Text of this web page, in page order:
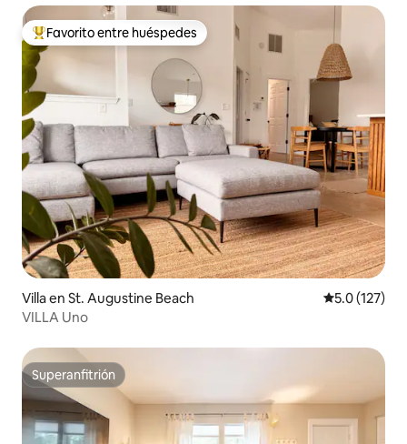
Favorito entre huéspedes preferido
Favorito entre huéspedes
Villa en St. Augustine Beach Calificación
5.0 (127)
VILLA Uno
Superanfitrión
Superanfitrión